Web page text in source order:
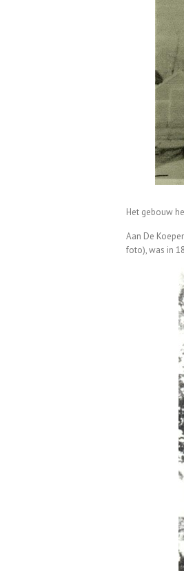
Het gebouw
Aan De
foto), was in